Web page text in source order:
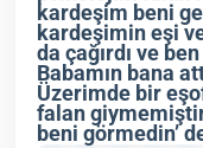
kardeşim beni
kardeşimin eşi
da çağırdı ve
Babamın bana
Üzerimde bir
falan
beni görmedin’